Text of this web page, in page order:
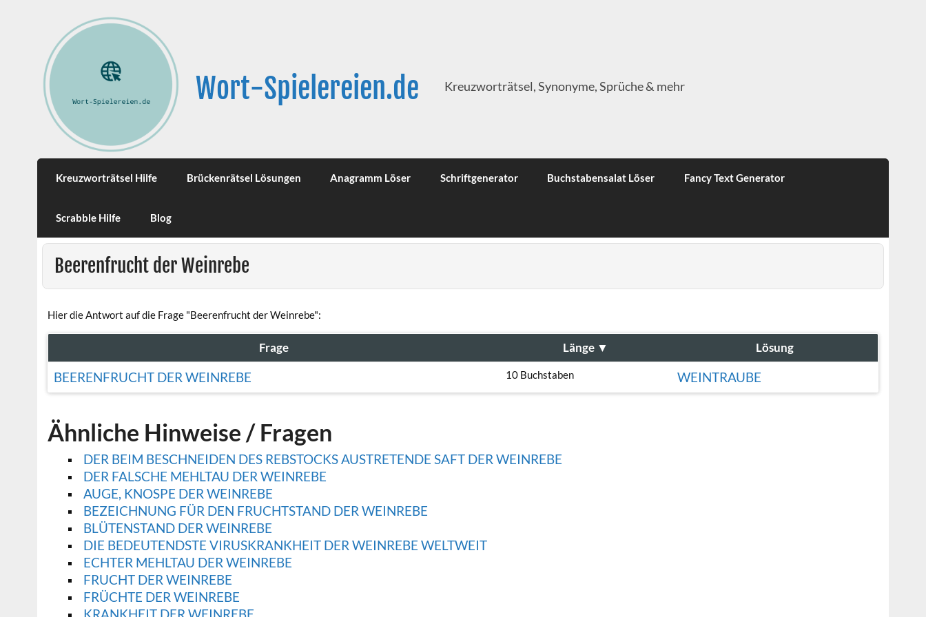
Wort-Spielereien.de Kreuzworträtsel, Synonyme, Sprüche & mehr
Kreuzworträtsel Hilfe Brückenrätsel Lösungen Anagramm Löser Schriftgenerator Buchstabensalat Löser Fancy Text Generator
Scrabble Hilfe Blog
Beerenfrucht der Weinrebe
Hier die Antwort auf die Frage "Beerenfrucht der Weinrebe":
Frage Länge ▼ Lösung
BEERENFRUCHT DER WEINREBE 10 Buchstaben WEINTRAUBE
Ähnliche Hinweise / Fragen
DER BEIM BESCHNEIDEN DES REBSTOCKS AUSTRETENDE SAFT DER WEINREBE
DER FALSCHE MEHLTAU DER WEINREBE
AUGE, KNOSPE DER WEINREBE
BEZEICHNUNG FÜR DEN FRUCHTSTAND DER WEINREBE
BLÜTENSTAND DER WEINREBE
DIE BEDEUTENDSTE VIRUSKRANKHEIT DER WEINREBE WELTWEIT
ECHTER MEHLTAU DER WEINREBE
FRUCHT DER WEINREBE
FRÜCHTE DER WEINREBE